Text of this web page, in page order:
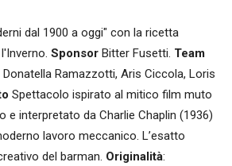
dal 1900 a oggi" con la ricetta
Sponsor Bitter Fusetti. Team
Ramazzotti, Aris Ciccola, Loris
Spettacolo ispirato al mitico film muto
e interpretato da Charlie Chaplin (1936)
lavoro meccanico. L’esatto
del barman. Originalità: